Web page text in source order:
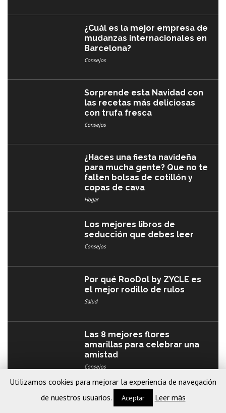
¿Cuál es la mejor empresa de
mudanzas internacionales en
Barcelona?
Consejos
Sorprende esta Navidad con
las recetas más deliciosas
con trufa fresca
Consejos
¿Haces una fiesta navideña
para mucha gente? Que no te
falten bolsas de cotillón y
copas de cava
Hogar
Los mejores libros de
seducción que debes leer
Consejos
Por qué RooDol by ZYCLE es
el mejor rodillo de rulos
Salud
Las 8 mejores flores
amarillas para celebrar una
amistad
Consejos
Los mejores planes para
singles en Barcelona
Utilizamos cookies para mejorar la experiencia de navegación
de nuestros usuarios.
Aceptar Leer más